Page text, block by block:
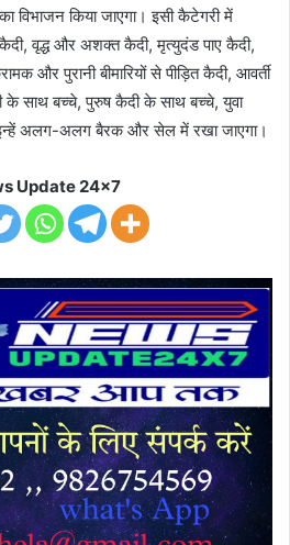
विभाजन किया जाएगा। इसी कैटेगरी में
वृद्ध और अशक्त कैदी, मृत्युदंड पाए कैदी,
और पुरानी बीमारियों से पीड़ित कैदी, आवर्ती
के साथ बच्चे, पुरुष कैदी के साथ बच्चे, युवा
इन्हें अलग-अलग बैरक और सेल में रखा जाएगा।
Update 24x7